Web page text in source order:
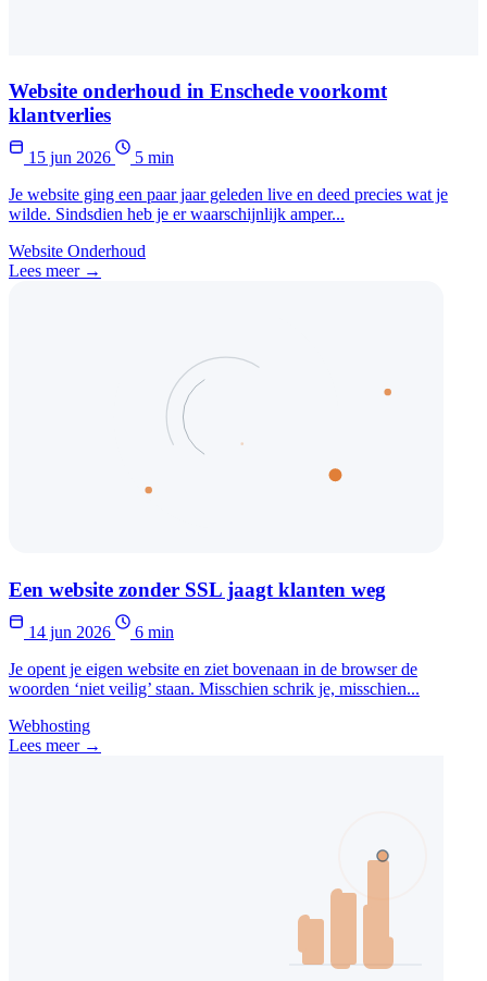
Website onderhoud in Enschede voorkomt
klantverlies
15 jun 2026
5 min
Je website ging een paar jaar geleden live en deed precies wat je
wilde. Sindsdien heb je er waarschijnlijk amper...
Website Onderhoud
Lees meer →
Een website zonder SSL jaagt klanten weg
14 jun 2026
6 min
Je opent je eigen website en ziet bovenaan in de browser de
woorden ‘niet veilig’ staan. Misschien schrik je, misschien...
Webhosting
Lees meer →